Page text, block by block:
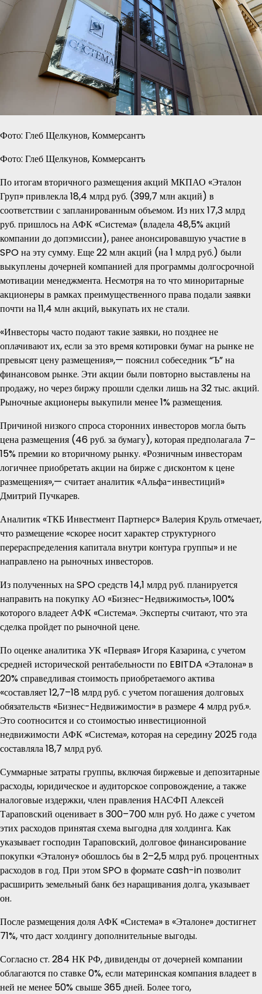
Фото: Глеб Щелкунов, Коммерсантъ
Фото: Глеб Щелкунов, Коммерсантъ
По итогам вторичного размещения акций МКПАО «Эталон
Груп» привлекла 18,4 млрд руб. (399,7 млн акций) в
соответствии с запланированным объемом. Из них 17,3 млрд
руб. пришлось на АФК «Система» (владела 48,5% акций
компании до допэмиссии), ранее анонсировавшую участие в
SPO на эту сумму. Еще 22 млн акций (на 1 млрд руб.) были
выкуплены дочерней компанией для программы долгосрочной
мотивации менеджмента. Несмотря на то что миноритарные
акционеры в рамках преимущественного права подали заявки
почти на 11,4 млн акций, выкупать их не стали.
«Инвесторы часто подают такие заявки, но позднее не
оплачивают их, если за это время котировки бумаг на рынке не
превысят цену размещения»,— пояснил собеседник “Ъ” на
финансовом рынке. Эти акции были повторно выставлены на
продажу, но через биржу прошли сделки лишь на 32 тыс. акций.
Рыночные акционеры выкупили менее 1% размещения.
Причиной низкого спроса сторонних инвесторов могла быть
цена размещения (46 руб. за бумагу), которая предполагала 7–
15% премии ко вторичному рынку. «Розничным инвесторам
логичнее приобретать акции на бирже с дисконтом к цене
размещения»,— считает аналитик «Альфа-инвестиций»
Дмитрий Пучкарев.
Аналитик «ТКБ Инвестмент Партнерс» Валерия Круль отмечает,
что размещение «скорее носит характер структурного
перераспределения капитала внутри контура группы» и не
направлено на рыночных инвесторов.
Из полученных на SPO средств 14,1 млрд руб. планируется
направить на покупку АО «Бизнес-Недвижимость», 100%
которого владеет АФК «Система». Эксперты считают, что эта
сделка пройдет по рыночной цене.
По оценке аналитика УК «Первая» Игоря Казарина, с учетом
средней исторической рентабельности по EBITDA «Эталона» в
20% справедливая стоимость приобретаемого актива
«составляет 12,7–18 млрд руб. с учетом погашения долговых
обязательств «Бизнес-Недвижимости» в размере 4 млрд руб.».
Это соотносится и со стоимостью инвестиционной
недвижимости АФК «Система», которая на середину 2025 года
составляла 18,7 млрд руб.
Суммарные затраты группы, включая биржевые и депозитарные
расходы, юридическое и аудиторское сопровождение, а также
налоговые издержки, член правления НАСФП Алексей
Тараповский оценивает в 300–700 млн руб. Но даже с учетом
этих расходов принятая схема выгодна для холдинга. Как
указывает господин Тараповский, долговое финансирование
покупки «Эталону» обошлось бы в 2–2,5 млрд руб. процентных
расходов в год. При этом SPO в формате cash-in позволит
расширить земельный банк без наращивания долга, указывает
он.
После размещения доля АФК «Система» в «Эталоне» достигнет
71%, что даст холдингу дополнительные выгоды.
Согласно ст. 284 НК РФ, дивиденды от дочерней компании
облагаются по ставке 0%, если материнская компания владеет в
ней не менее 50% свыше 365 дней. Более того,